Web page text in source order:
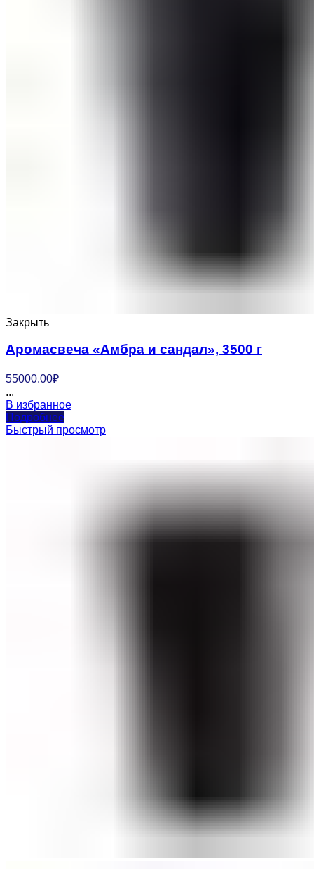
Закрыть
Аромасвеча «Амбра и сандал», 3500 г
55000.00₽
...
В избранное
Подробнее
Быстрый просмотр